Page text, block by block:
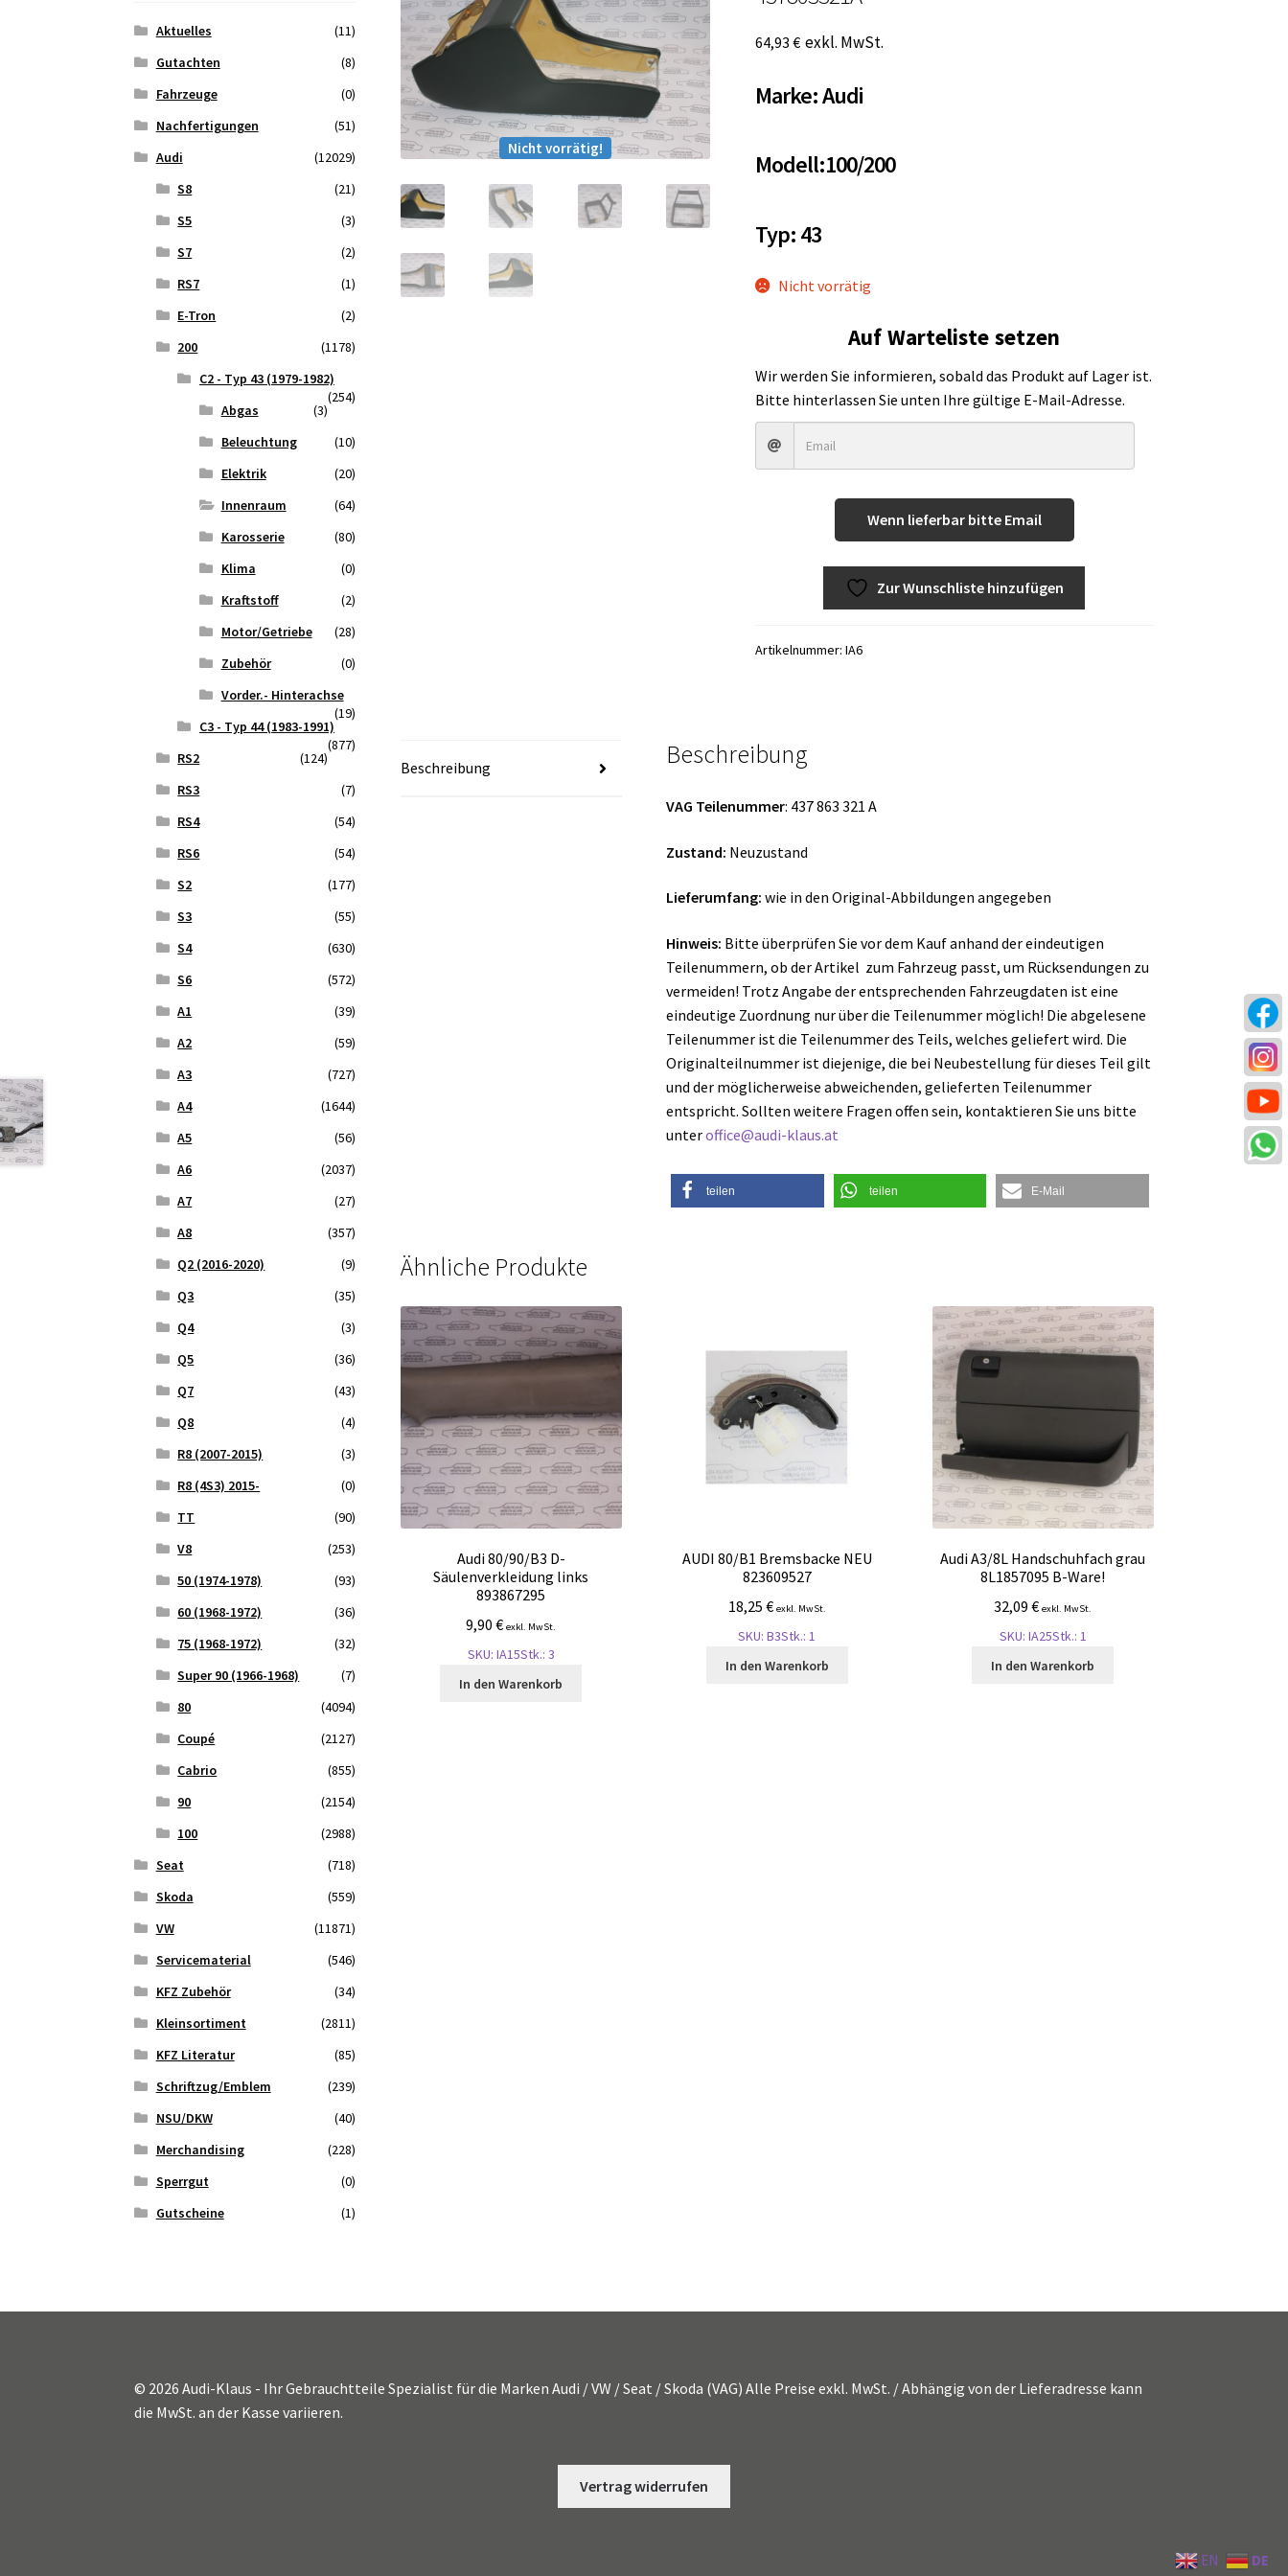
Nicht vorrätig!
64,93 € exkl. MwSt.
Marke: Audi
Modell:100/200
Typ: 43
Nicht vorrätig
Auf Warteliste setzen
Wir werden Sie informieren, sobald das Produkt auf Lager ist.
Bitte hinterlassen Sie unten Ihre gültige E-Mail-Adresse.
Wenn lieferbar bitte Email
Zur Wunschliste hinzufügen
Artikelnummer: IA6
Beschreibung Beschreibung
VAG Teilenummer: 437 863 321 A
Zustand: Neuzustand
Lieferumfang: wie in den Original-Abbildungen angegeben
Hinweis: Bitte überprüfen Sie vor dem Kauf anhand der eindeutigen
Teilenummern, ob der Artikel zum Fahrzeug passt, um Rücksendungen zu
vermeiden! Trotz Angabe der entsprechenden Fahrzeugdaten ist eine
eindeutige Zuordnung nur über die Teilenummer möglich! Die abgelesene
Teilenummer ist die Teilenummer des Teils, welches geliefert wird. Die
Originalteilnummer ist diejenige, die bei Neubestellung für dieses Teil gilt
und der möglicherweise abweichenden, gelieferten Teilenummer
entspricht. Sollten weitere Fragen offen sein, kontaktieren Sie uns bitte
unteroffice@audi-klaus.at
teilen teilen E-Mail
Ähnliche Produkte
Audi 80/90/B3 D-
Säulenverkleidung links
893867295
9,90€ exkl. MwSt.
SKU: IA15Stk.: 3
In den Warenkorb
AUDI 80/B1 Bremsbacke NEU
823609527
18,25 € exkl. MwSt.
SKU: B3Stk.: 1
In den Warenkorb
Audi A3/8L Handschuhfach grau
8L1857095 B-Ware!
32,09€ exkl. MwSt.
SKU: IA25Stk.: 1
In den Warenkorb
Aktuelles
(11)
Gutachten
(8)
Fahrzeuge
(0)
Nachfertigungen
(51)
Audi
(12029)
S8
(21)
S5
(3)
S7
(2)
RS7
(1)
E-Tron
(2)
200
(1178)
C2 - Typ 43 (1979-1982)
(254)
Abgas
(3)
Beleuchtung
(10)
Elektrik
(20)
Innenraum
(64)
Karosserie
(80)
Klima
(0)
Kraftstoff
(2)
Motor/Getriebe
(28)
Zubehör
(0)
Vorder.- Hinterachse
(19)
C3 - Typ 44 (1983-1991)
(877)
RS2
(124)
RS3
(7)
RS4
(54)
RS6
(54)
S2
(177)
S3
(55)
S4
(630)
S6
(572)
A1
(39)
A2
(59)
A3
(727)
A4
(1644)
A5
(56)
A6
(2037)
A7
(27)
A8
(357)
Q2 (2016-2020)
(9)
Q3
(35)
Q4
(3)
Q5
(36)
Q7
(43)
Q8
(4)
R8 (2007-2015)
(3)
R8 (4S3) 2015-
(0)
TT
(90)
V8
(253)
50 (1974-1978)
(93)
60 (1968-1972)
(36)
75 (1968-1972)
(32)
Super 90 (1966-1968)
(7)
80
(4094)
Coupé
(2127)
Cabrio
(855)
90
(2154)
100
(2988)
Seat
(718)
Skoda
(559)
VW
(11871)
Servicematerial
(546)
KFZ Zubehör
(34)
Kleinsortiment
(2811)
KFZ Literatur
(85)
Schriftzug/Emblem
(239)
NSU/DKW
(40)
Merchandising
(228)
Sperrgut
(0)
Gutscheine
(1)
© 2026 Audi-Klaus - Ihr Gebrauchtteile Spezialist für die Marken Audi / VW / Seat / Skoda (VAG) Alle Preise exkl. MwSt. / Abhängig von der Lieferadresse kann
die MwSt. an der Kasse variieren.
Vertrag widerrufen
EN DE